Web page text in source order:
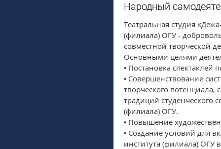
Народный
Театральная студия
(филиала) ОГУ -
совместной творческой
Основными целями
• Постановка
• Совершенствование
творческого
традиций студенческого
(филиала) ОГУ.
• Повышение
• Создание условий для
института (филиала) ОГУ